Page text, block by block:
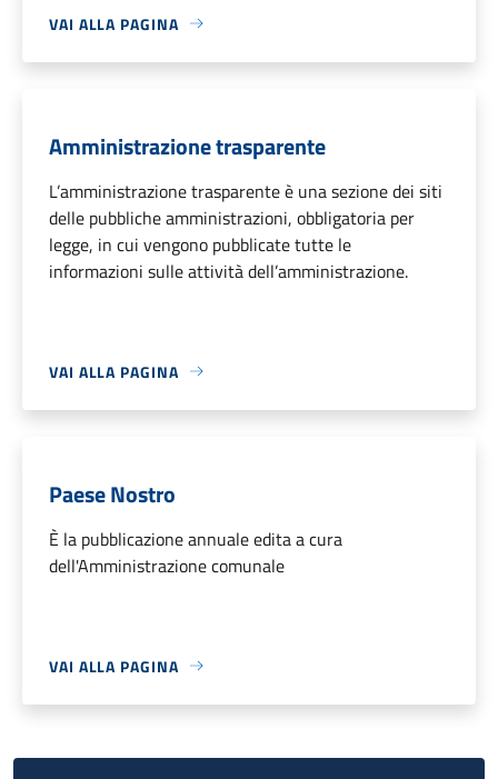
VAI ALLA PAGINA
Amministrazione trasparente
L’amministrazione trasparente è una sezione dei siti
delle pubbliche amministrazioni, obbligatoria per
legge, in cui vengono pubblicate tutte le
informazioni sulle attività dell’amministrazione.
VAI ALLA PAGINA
Paese Nostro
È la pubblicazione annuale edita a cura
dell'Amministrazione comunale
VAI ALLA PAGINA